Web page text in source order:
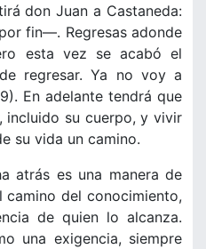
don Juan a Castaneda:
fin—. Regresas adonde
esta vez se acabó el
regresar. Ya no voy a
En adelante tendrá que
incluido su cuerpo, y vivir
su vida un camino.
atrás es una manera de
camino del conocimiento,
de quien lo alcanza.
una exigencia, siempre